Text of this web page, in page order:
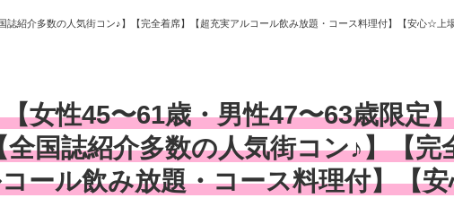
誌紹介多数の人気街コン♪】【完全着席】【超充実アルコール飲み放題・コース料理付】【安心☆上
【女性45〜61歳・男性47〜63歳限定
全国誌紹介多数の人気街コン♪】【完
ール飲み放題・コース料理付】【